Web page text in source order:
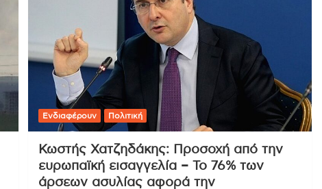
Ενδιαφέρουν Πολιτική
Κωστής Χατζηδάκης: Προσοχή από την
ευρωπαϊκή εισαγγελία – Το 76% των
άρσεων ασυλίας αφορά την